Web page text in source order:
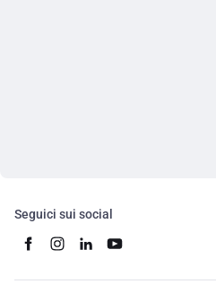
Seguici sui social